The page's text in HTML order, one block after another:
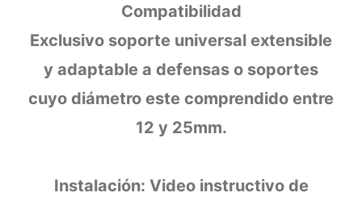
Compatibilidad
Exclusivo soporte universal extensible
y adaptable a defensas o soportes
cuyo diámetro este comprendido entre
12 y 25mm.
Instalación: Video instructivo de